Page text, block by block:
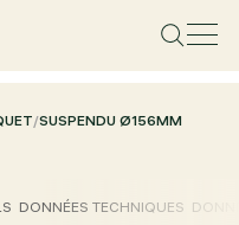
/SUSPENDU Ø156MM
DONNÉES TECHNIQUES